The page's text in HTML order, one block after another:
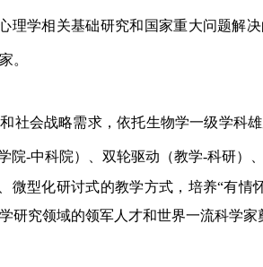
理学相关基础研究和国家重大问题解
。
社会战略需求，依托生物学一级学科
院-中科院）、双轮驱动（教学-科研）
微型化研讨式的教学方式，培养“有情
研究领域的领军人才和世界一流科学家